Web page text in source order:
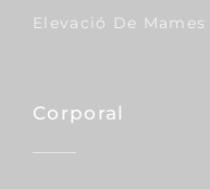
Elevació De Mames
Corporal